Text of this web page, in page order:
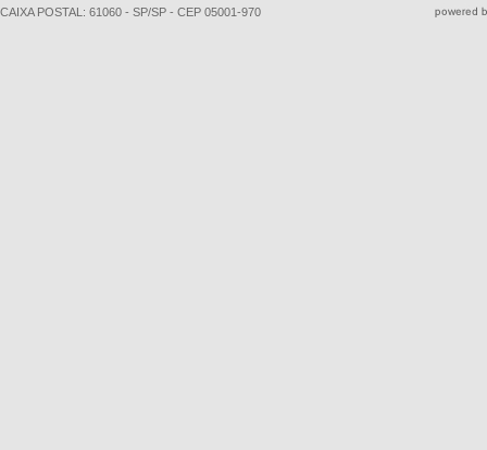
CAIXA POSTAL: 61060 - SP/SP - CEP 05001-970